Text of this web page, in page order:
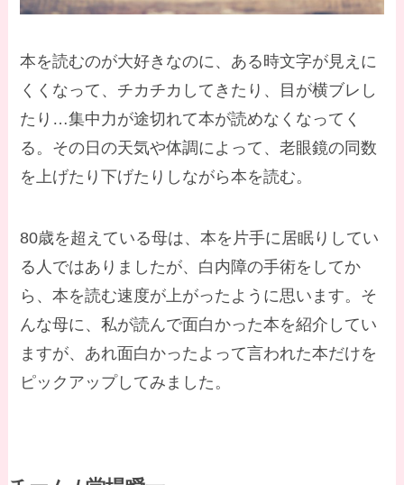
本を読むのが大好きなのに、ある時文字が見えに
くくなって、チカチカしてきたり、目が横ブレし
たり…集中力が途切れて本が読めなくなってく
る。その日の天気や体調によって、老眼鏡の同数
を上げたり下げたりしながら本を読む。
80歳を超えている母は、本を片手に居眠りしてい
る人ではありましたが、白内障の手術をしてか
ら、本を読む速度が上がったように思います。そ
んな母に、私が読んで面白かった本を紹介してい
ますが、あれ面白かったよって言われた本だけを
ピックアップしてみました。